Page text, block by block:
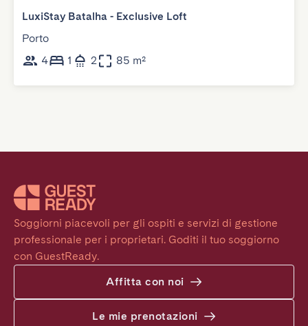
LuxiStay Batalha - Exclusive Loft
Porto
4
1 2 85 m²
Soggiorni piacevoli per gli ospiti e servizi di gestione
professionale per i proprietari. Goditi il tuo soggiorno
con GuestReady.
Affitta con noi
Le mie prenotazioni